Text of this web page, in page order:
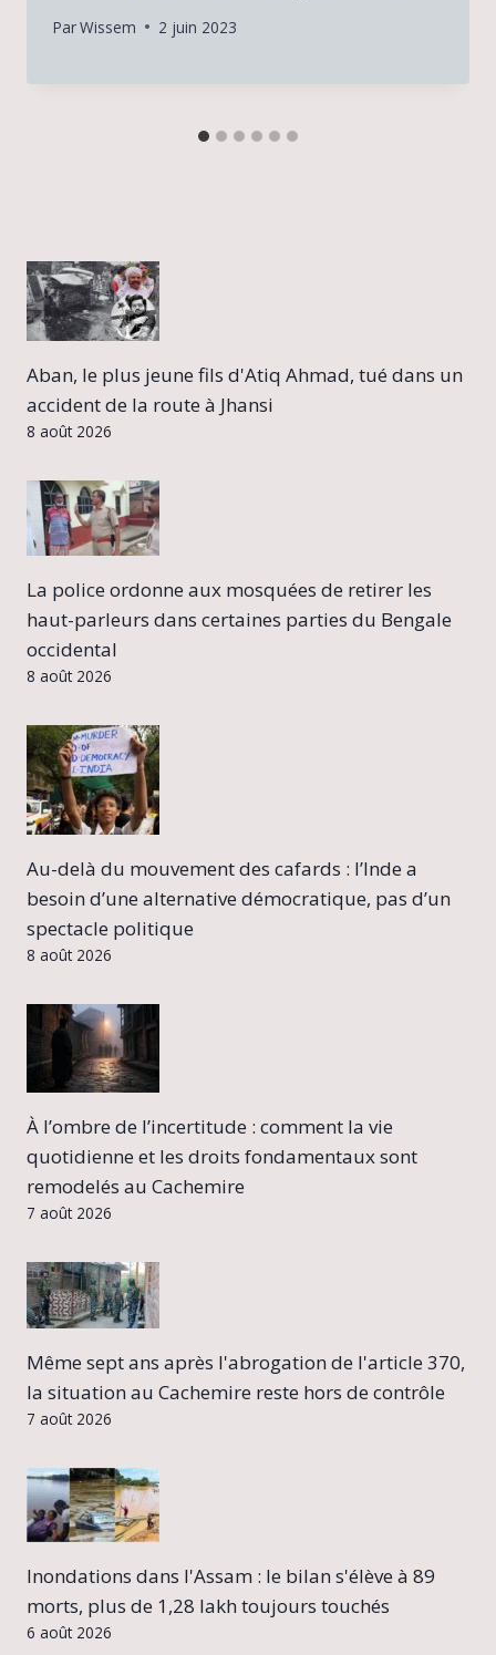
ParWissem 2 juin 2023
Aban, le plus jeune fils d'Atiq Ahmad, tué dans un
accident de la route à Jhansi
8 août 2026
La police ordonne aux mosquées de retirer les
haut-parleurs dans certaines parties du Bengale
occidental
8 août 2026
Au-delà du mouvement des cafards : l’Inde a
besoin d’une alternative démocratique, pas d’un
spectacle politique
8 août 2026
À l’ombre de l’incertitude : comment la vie
quotidienne et les droits fondamentaux sont
remodelés au Cachemire
7 août 2026
Même sept ans après l'abrogation de l'article 370,
la situation au Cachemire reste hors de contrôle
7 août 2026
Inondations dans l'Assam : le bilan s'élève à 89
morts, plus de 1,28 lakh toujours touchés
6 août 2026